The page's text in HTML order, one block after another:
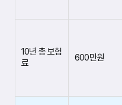
10년 총 보험
료
600만원